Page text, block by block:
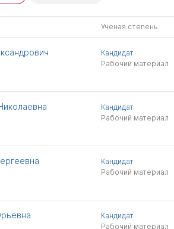
Ученая степень
Кандидат
Рабочий материал
Кандидат
Рабочий материал
Кандидат
Рабочий материал
Кандидат
Рабочий материал